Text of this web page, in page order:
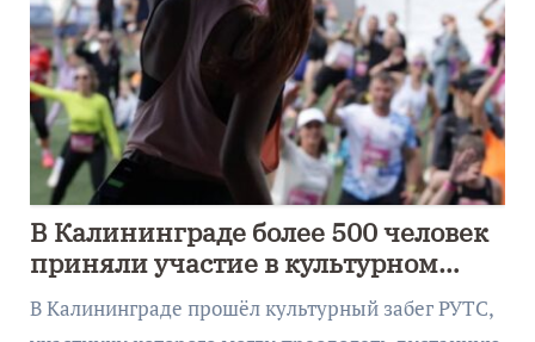
В Калининграде более 500 человек
приняли участие в культурном
забеге
В Калининграде прошёл культурный забег РУТС,